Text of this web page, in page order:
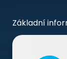
Základní